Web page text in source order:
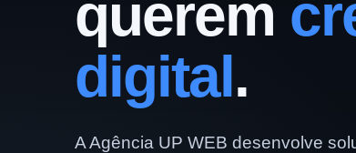
querem
digital.
A Agência UP WEB desenvolve